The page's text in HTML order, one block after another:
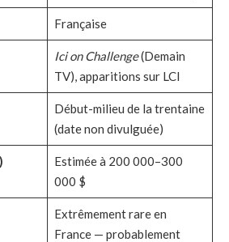
Française
Ici on Challenge(Demain
TV), apparitions sur LCI
Début-milieu de la trentaine
(date non divulguée)
Estimée à 200 000–300
000 $
Extrêmement rare en
France — probablement